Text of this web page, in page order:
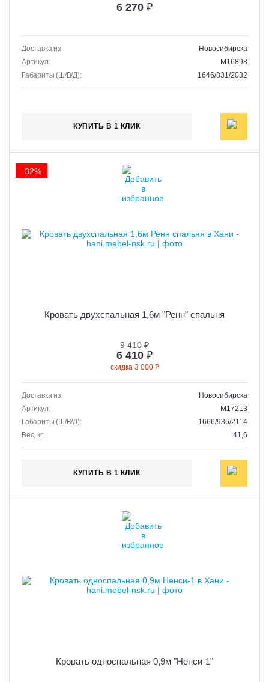
6 270 ₽
Доставка из:
Новосибирска
Артикул:
M16898
Габариты (Ш/В/Д):
1646/831/2032
КУПИТЬ В 1 КЛИК
Кровать двухспальная 1,6м "Ренн" спальня
9 410 ₽
6 410 ₽
скидка 3 000 ₽
Доставка из:
Новосибирска
Артикул:
M17213
Габариты (Ш/В/Д):
1666/936/2114
Вес, кг:
41,6
КУПИТЬ В 1 КЛИК
-32%
Кровать односпальная 0,9м "Ненси-1"